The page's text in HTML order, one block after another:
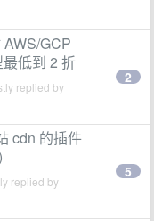
GCP
低到 2 折
replied by
2
cdn 的插件
replied by
5